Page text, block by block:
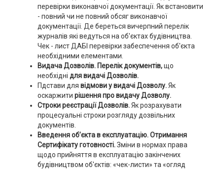
перевірки виконавчої документації. Як встановити
- повний чи не повний обсяг виконавчої
документації. Де береться вичерпний перелік
журналів які ведуться на об'єктах будівництва.
Чек - лист ДАБІ перевірки забеспечення об'єкта
необхідними елементами.
Видача Дозволів. Перелік документів,що
необхідні для видачі Дозволів.
Пдстави для відмови у видачі Дозволу.Як
оскаржити рішення про видачу Дозволу.
Строки реєстрації Дозволів.Як розрахувати
процесуальні строки розгляду дозвільних
документів.
Введення об’єкта в експлуатацію. Отримання
Сертифікату готовності.Зміни в нормах права
щодо прийняття в експлуатацію закінчених
будівництвом об'єктів: «чек-листи» та «огляд